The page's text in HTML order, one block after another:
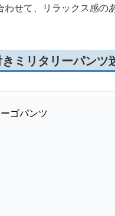
せて、リラックス感の
ミリタリーパンツ